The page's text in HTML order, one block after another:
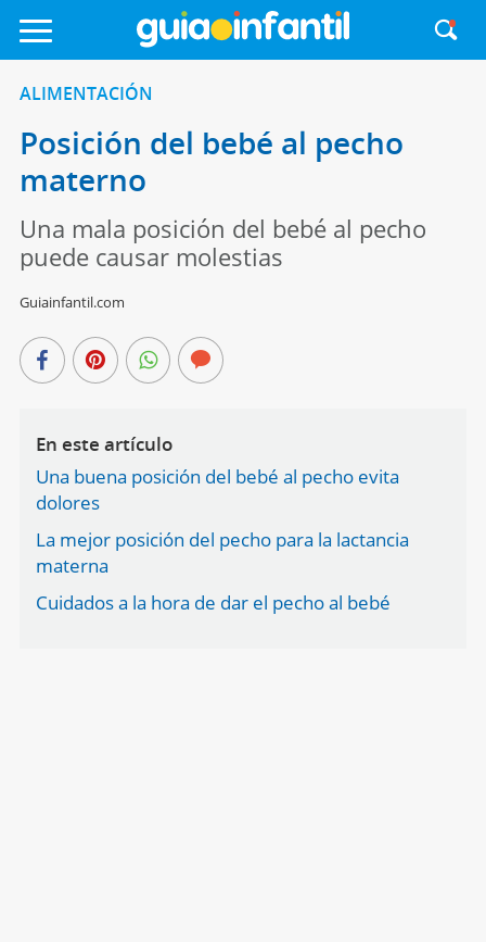
ALIMENTACIÓN
Posición del bebé al pecho
materno
Una mala posición del bebé al pecho
puede causar molestias
Guiainfantil.com
En este artículo
Una buena posición del bebé al pecho evita
dolores
La mejor posición del pecho para la lactancia
materna
Cuidados a la hora de dar el pecho al bebé